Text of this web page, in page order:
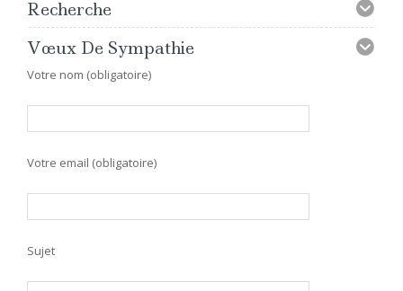
Recherche
Vœux De Sympathie
Votre nom (obligatoire)
Votre email (obligatoire)
Sujet